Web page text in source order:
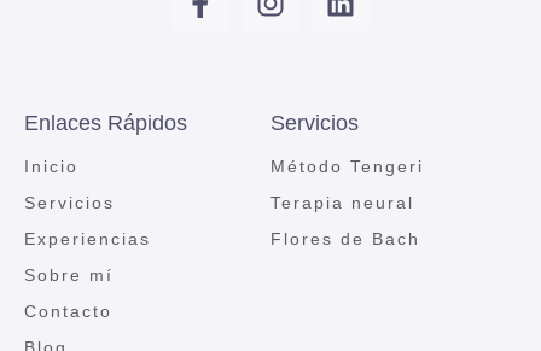
Enlaces Rápidos
Inicio
Servicios
Experiencias
Sobre mí
Contacto
Servicios
Método Tengeri
Terapia neural
Flores de Bach